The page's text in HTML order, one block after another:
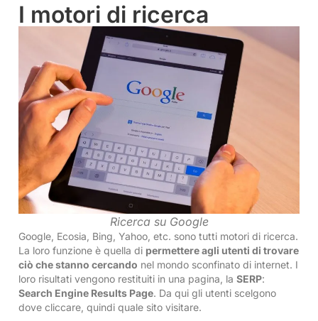
I motori di ricerca
Ricerca su Google
Google, Ecosia, Bing, Yahoo, etc. sono tutti motori di ricerca.
La loro funzione è quella di permettere agli utenti di trovare
ciò che stanno cercando nel mondo sconfinato di internet. I
loro risultati vengono restituiti in una pagina, la SERP:
Search Engine Results Page. Da qui gli utenti scelgono
dove cliccare, quindi quale sito visitare.